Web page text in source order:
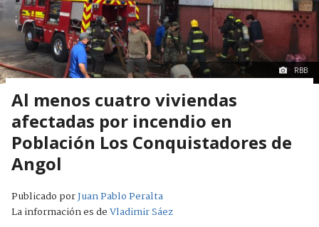
RBB
Al menos cuatro viviendas
afectadas por incendio en
Población Los Conquistadores de
Angol
Publicado porJuan Pablo Peralta
La información es deVladimir Sáez